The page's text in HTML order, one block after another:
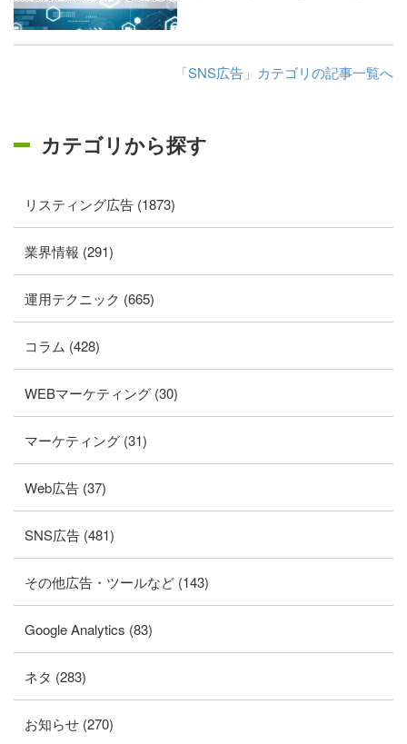
「SNS広告」カテゴリの記事一覧へ
カテゴリから探す
リスティング広告 (1873)
業界情報 (291)
運用テクニック (665)
コラム (428)
WEBマーケティング (30)
マーケティング (31)
Web広告 (37)
SNS広告 (481)
その他広告・ツールなど (143)
Google Analytics (83)
ネタ (283)
お知らせ (270)